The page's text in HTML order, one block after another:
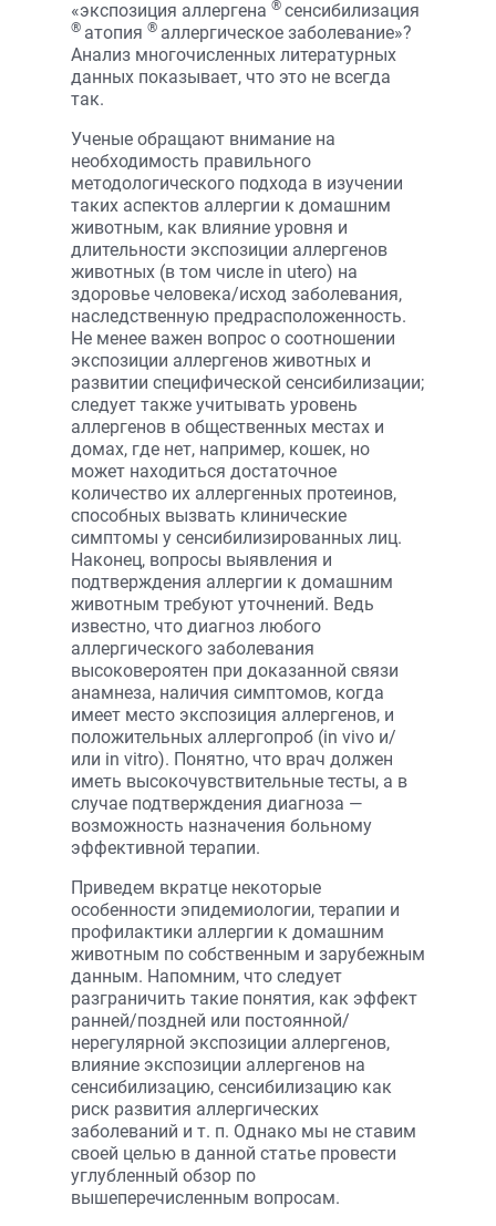
«экспозиция аллергена ® сенсибилизация
® атопия ® аллергическое заболевание»?
Анализ многочисленных литературных
данных показывает, что это не всегда
так.
Ученые обращают внимание на
необходимость правильного
методологического подхода в изучении
таких аспектов аллергии к домашним
животным, как влияние уровня и
длительности экспозиции аллергенов
животных (в том числе in utero) на
здоровье человека/исход заболевания,
наследственную предрасположенность.
Не менее важен вопрос о соотношении
экспозиции аллергенов животных и
развитии специфической сенсибилизации;
следует также учитывать уровень
аллергенов в общественных местах и
домах, где нет, например, кошек, но
может находиться достаточное
количество их аллергенных протеинов,
способных вызвать клинические
симптомы у сенсибилизированных лиц.
Наконец, вопросы выявления и
подтверждения аллергии к домашним
животным требуют уточнений. Ведь
известно, что диагноз любого
аллергического заболевания
высоковероятен при доказанной связи
анамнеза, наличия симптомов, когда
имеет место экспозиция аллергенов, и
положительных аллергопроб (in vivo и/
или in vitro). Понятно, что врач должен
иметь высокочувствительные тесты, а в
случае подтверждения диагноза —
возможность назначения больному
эффективной терапии.
Приведем вкратце некоторые
особенности эпидемиологии, терапии и
профилактики аллергии к домашним
животным по собственным и зарубежным
данным. Напомним, что следует
разграничить такие понятия, как эффект
ранней/поздней или постоянной/
нерегулярной экспозиции аллергенов,
влияние экспозиции аллергенов на
сенсибилизацию, сенсибилизацию как
риск развития аллергических
заболеваний и т. п. Однако мы не ставим
своей целью в данной статье провести
углубленный обзор по
вышеперечисленным вопросам.